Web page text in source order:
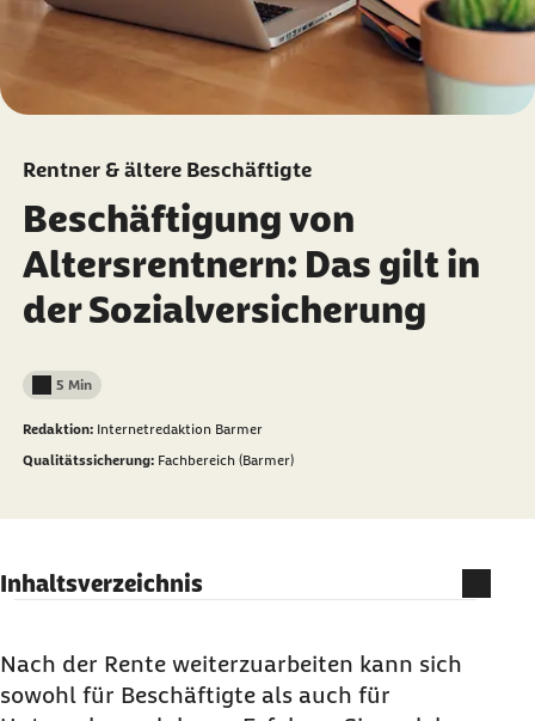
Rentner & ältere Beschäftigte
Beschäftigung von
Altersrentnern: Das gilt in
der Sozialversicherung
Lesedauer weniger als
5 Min
Redaktion: Internetredaktion Barmer
Qualitätssicherung: Fachbereich (Barmer)
Inhaltsverzeichnis
beschäftigt werden?
Welche Sozialabgaben entfallen auf
Nach der Rente weiterzuarbeiten kann sich
sowohl für Beschäftigte als auch für